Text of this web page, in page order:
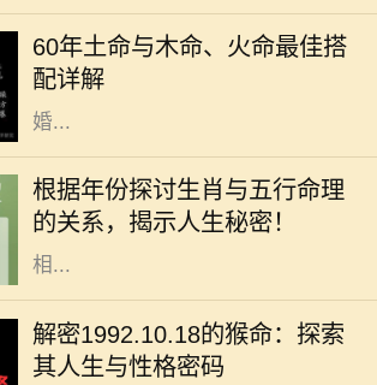
60年土命与木命、火命最佳搭
配详解
都是不同的，而土命、木命和火命则
是常被讨论的一类。这种讨论不仅涉
及到个人命理，还影响着人际关系、
婚...
根据年份探讨生肖与五行命理
的关系，揭示人生秘密！
在中国传统文化中，生肖和五行是命
理学中两个重要的元素。每一个生肖
年都有其独特的五行属性，这不仅影
响着个人的性格特征，还与命运息息
相...
解密1992.10.18的猴命：探索
其人生与性格密码
在中华文化中，十二生肖不仅仅是一
种标志，更蕴含着丰富的哲学和人生
智慧。我们今天要探讨的是1992年
10月18日出生的猴命人的性格与命